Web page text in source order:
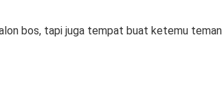
bos, tapi juga tempat buat ketemu teman